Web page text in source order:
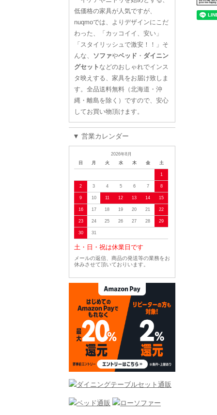
低価格の家具が人気ですが、
nuqmoでは、よりデザインにこだ
わった、「カッコイイ、安い」
「スタイリッシュで激安！！」そ
んな、 ソファやベッド ・ ダイニン
グセット などのおしゃれでインス
タ映えする、家具をお届け致しま
す。全品送料無料（北海道・沖
縄・離島を除く）ですので、安心
してお買い物頂けます。
▼ 営業カレンダー
2026年8月
日
月 火 水 木 金 土
1
2 3 4 5 6 7 8
9 10 11 12 13 14 15
16 17 18 19 20 21 22
23 24 25 26 27 28 29
30 31
土・日・祝は休業日です
メールの返信、商品の発送等の業務をお
休みさせて頂いておりいます。